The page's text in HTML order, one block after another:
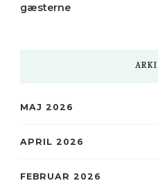
gæsterne
MAJ 2026
APRIL 2026
FEBRUAR 2026